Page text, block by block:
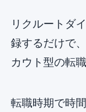
リクルートダ
録するだけで
カウト型の転
転職時期で時